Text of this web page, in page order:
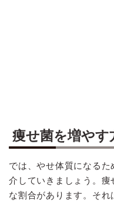
痩せ菌を増やす
では、やせ体質になる
介していきましょう。
な割合があります。それ